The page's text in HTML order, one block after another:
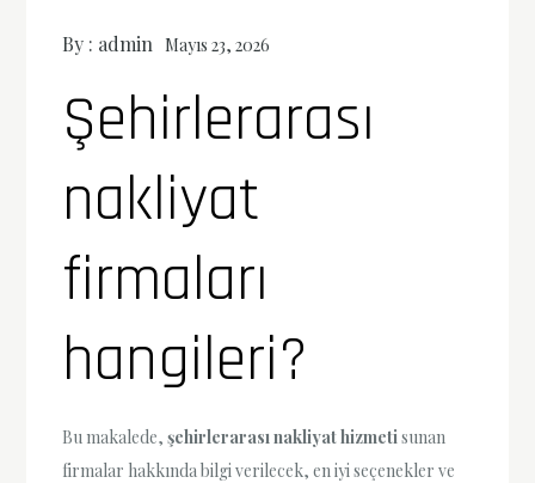
By : admin Mayıs 23, 2026
Şehirlerarası
nakliyat
firmaları
hangileri?
Bu makalede,şehirlerarası nakliyat hizmetisunan
firmalar hakkında bilgi verilecek, en iyi seçenekler ve